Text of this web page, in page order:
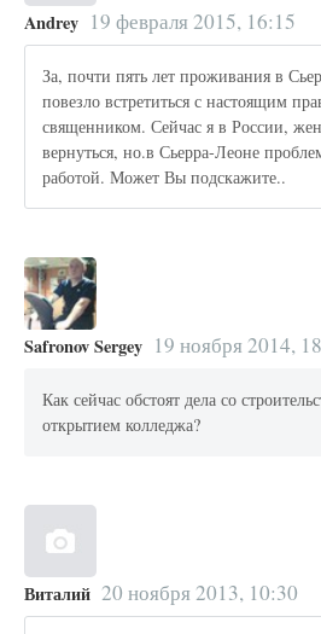
Andrey 19 февраля 2015, 16:15
За, почти пять лет проживания в
повезло встретиться с настоящим
священником. Сейчас я в России,
вернуться, но.в Сьерра-Леоне
работой. Может Вы подскажите..
Safronov Sergey 19 ноября 2014,
Как сейчас обстоят дела со
открытием колледжа?
Виталий 20 ноября 2013, 10:30